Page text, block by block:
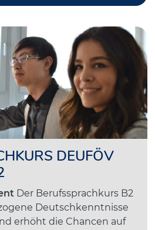
DEUFÖV
Der Berufssprachkurs B2
Deutschkenntnisse
erhöht die Chancen auf